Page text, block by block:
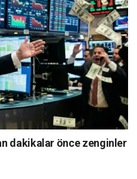
dakikalar önce zenginler